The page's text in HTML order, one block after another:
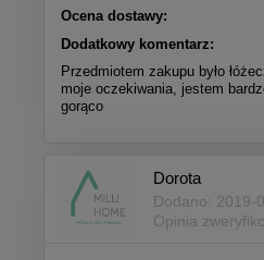
Ocena dostawy:
Dodatkowy komentarz:
Przedmiotem zakupu było
moje oczekiwania, jestem
gorąco
Dorota
Dodano: 2019-
Opinia